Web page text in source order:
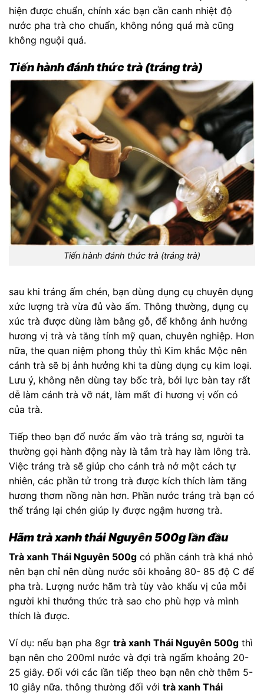
hiện được chuẩn, chính xác bạn cần canh nhiệt độ
nước pha trà cho chuẩn, không nóng quá mà cũng
không nguội quá.
Tiến hành đánh thức trà (tráng trà)
Tiến hành đánh thức trà (tráng trà)
sau khi tráng ấm chén, bạn dùng dụng cụ chuyên dụng
xức lượng trà vừa đủ vào ấm. Thông thường, dụng cụ
xúc trà được dùng làm bằng gỗ, để không ảnh hưởng
hương vị trà và tăng tính mỹ quan, chuyên nghiệp. Hơn
nữa, the quan niệm phong thủy thì Kim khắc Mộc nên
cánh trà sẽ bị ảnh hưởng khi ta dùng dụng cụ kim loại.
Lưu ý, không nên dùng tay bốc trà, bởi lực bàn tay rất
dễ làm cánh trà vỡ nát, làm mất đi hương vị vốn có
của trà.
Tiếp theo bạn đổ nước ấm vào trà tráng sơ, người ta
thường gọi hành động này là tắm trà hay làm lông trà.
Việc tráng trà sẽ giúp cho cánh trà nở một cách tự
nhiên, các phần tử trong trà được kích thích làm tăng
hương thơm nồng nàn hơn. Phần nước tráng trà bạn có
thể tráng lại chén giúp ly được ngậm hương trà.
Hãm trà xanh thái Nguyên 500g lần đầu
Trà xanh Thái Nguyên 500g có phần cánh trà khá nhỏ
nên bạn chỉ nên dùng nước sôi khoảng 80- 85 độ C để
pha trà. Lượng nước hãm trà tùy vào khẩu vị của mỗi
người khi thưởng thức trà sao cho phù hợp và mình
thích là được.
Ví dụ: nếu bạn pha 8gr trà xanh Thái Nguyên 500g thì
bạn nên cho 200ml nước và đợi trà ngấm khoảng 20-
25 giây. Đối với các lần tiếp theo bạn nên chờ thêm 5-
10 giây nữa. thông thường đối với trà xanh Thái